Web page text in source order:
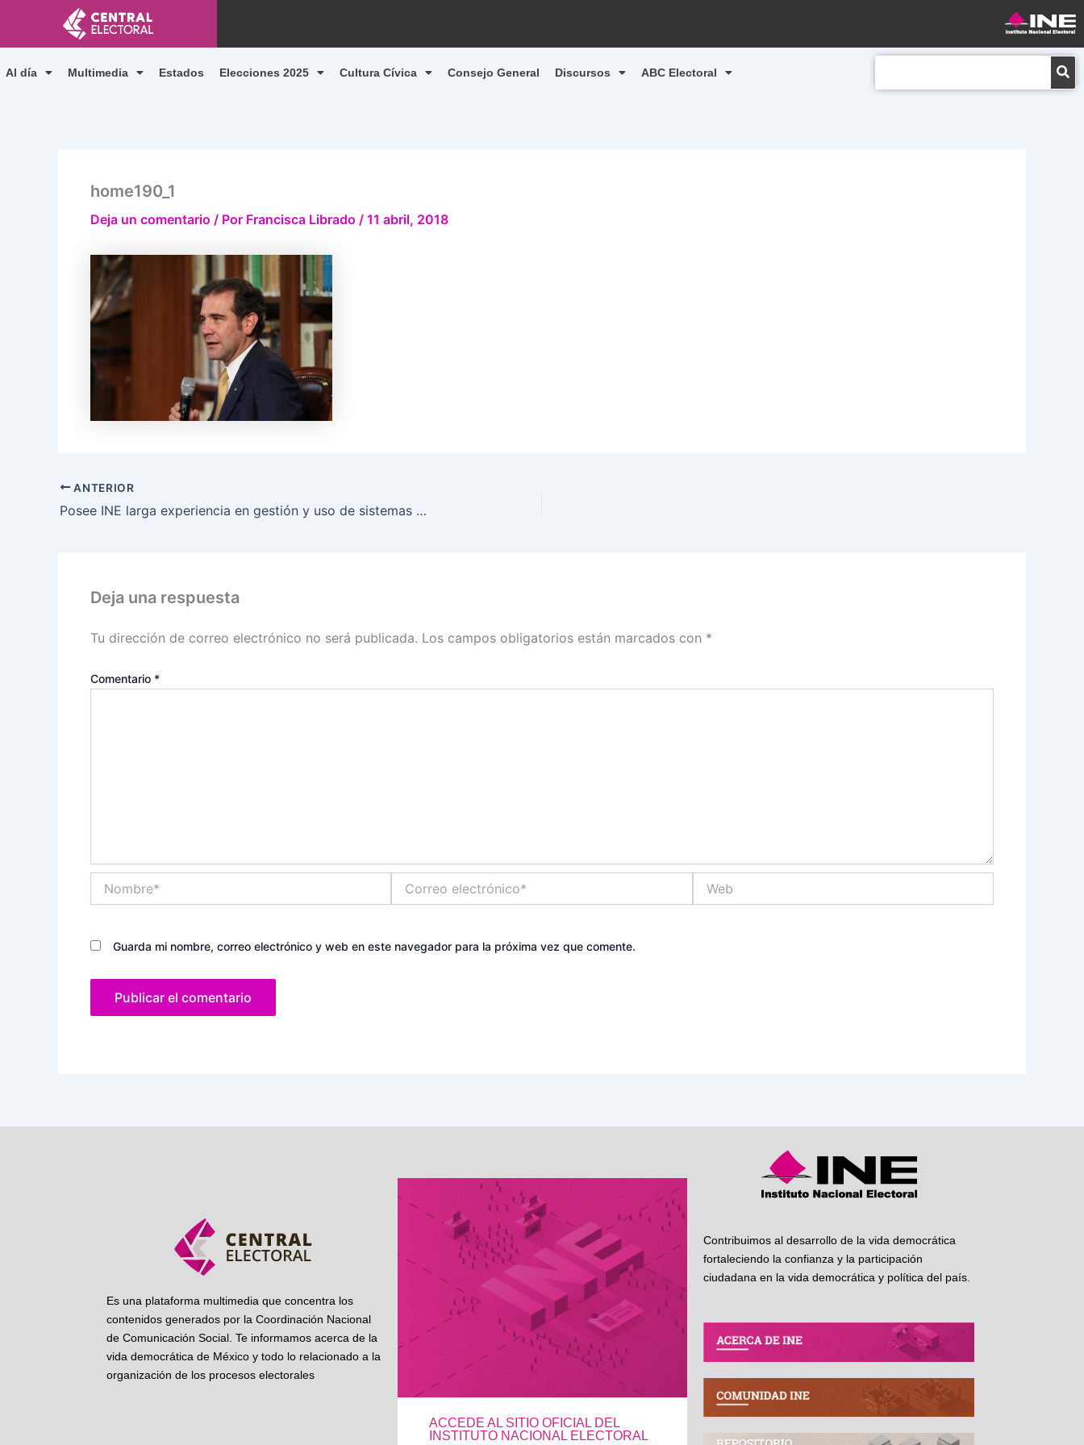
contenido
Al día Multimedia Estados Elecciones 2025 Cultura Cívica Consejo General Discursos ABC Electoral
home190_1
Deja un comentario / Por Francisca Librado / 11 abril, 2018
ANTERIOR
Posee INE larga experiencia en gestión y uso de sistemas de información: Lorenzo Córdova
Deja una respuesta
Tu dirección de correo electrónico no será publicada. Los campos obligatorios están marcados con *
Comentario *
electrónico*
Guarda mi nombre, correo electrónico y web en este navegador para la próxima vez que comente.
Es una plataforma multimedia que concentra los
contenidos generados por la Coordinación Nacional
de Comunicación Social. Te informamos acerca de la
vida democrática de México y todo lo relacionado a la
organización de los procesos electorales
ACCEDE AL SITIO OFICIAL DEL
INSTITUTO NACIONAL ELECTORAL
Contribuimos al desarrollo de la vida democrática
fortaleciendo la confianza y la participación
ciudadana en la vida democrática y política del país.